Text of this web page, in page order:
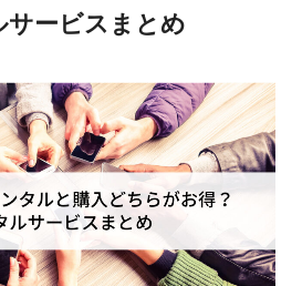
サービスまとめ